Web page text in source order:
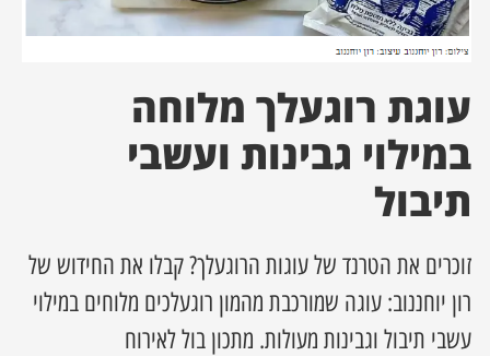
מסע מלחמה
השבוע
מקומית
עוגת רוגעלך מלוחה
במילוי גבינות ועשבי
תיבול
זוכרים את הטרנד של עוגות הרוגעלך? קבלו את החידוש של
רון יוחננוב: עוגה שמורכבת מהמון רוגעלכים מלוחים במילוי
עשבי תיבול וגבינות מעולות. מתכון בול לאירוח